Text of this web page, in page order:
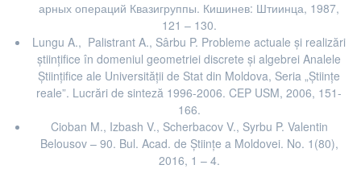
арных операций Квазигруппы. Кишинев: Штиинца, 1987,
121 – 130.
Lungu A., Palistrant A., Sârbu P. Probleme actuale şi realizări
ştiinţifice în domeniul geometriei discrete şi algebrei Analele
Ştiinţifice ale Universităţii de Stat din Moldova, Seria „Ştiinţe
reale”. Lucrări de sinteză 1996-2006. CEP USM, 2006, 151-
166.
Cioban M., Izbash V., Scherbacov V., Syrbu P. Valentin
Belousov – 90. Bul. Acad. de Științe a Moldovei. No. 1(80),
2016, 1 – 4.